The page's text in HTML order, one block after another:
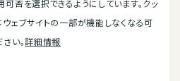
否を選択できるようにしています。クッ
ェブサイトの一部が機能しなくなる可
い。詳細情報